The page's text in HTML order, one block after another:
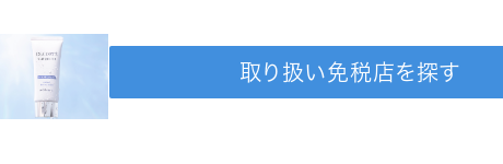
取り扱い免税店を探す